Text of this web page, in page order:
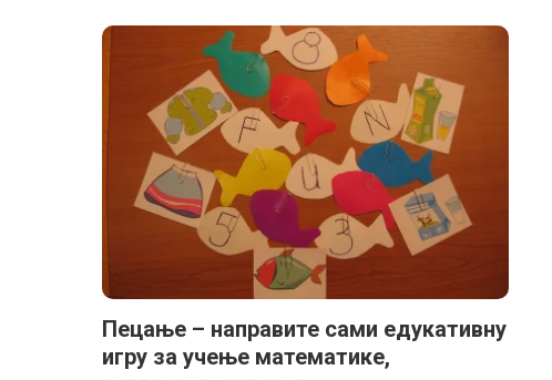
Пецање – направите сами едукативну
игру за учење математике,